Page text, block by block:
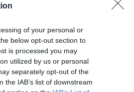
of your personal or
below opt-out section to
is processed you may
utilized by us or personal
separately opt-out of the
IAB’s list of downstream
non
a